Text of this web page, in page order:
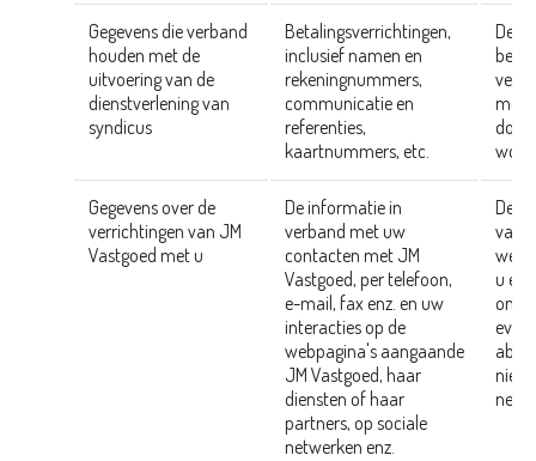
Gegevens die verband
houden met de
uitvoering van de
dienstverlening van
syndicus
Betalingsverrichtingen,
inclusief namen en
rekeningnummers,
communicatie en
referenties,
kaartnummers, etc.
door
Gegevens over de
verrichtingen van JM
Vastgoed met u
De informatie in
verband met uw
contacten met JM
Vastgoed, per telefoon,
e-mail, fax enz. en uw
interacties op de
webpagina's aangaande
JM Vastgoed, haar
diensten of haar
partners, op sociale
netwerken enz.
van
u en